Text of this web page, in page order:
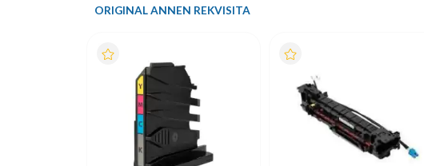
ORIGINAL ANNEN REKVISITA